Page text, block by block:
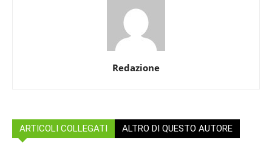
Redazione
ARTICOLI COLLEGATI ALTRO DI QUESTO AUTORE